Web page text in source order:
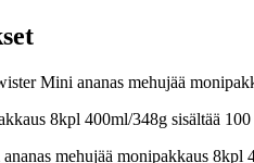
Mini ananas mehujää
8kpl 400ml/348g sisältää
mehujää monipakkaus 8kpl